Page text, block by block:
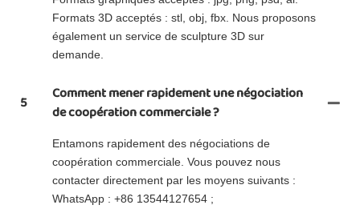
Formats 3D acceptés : stl, obj, fbx. Nous proposons
également un service de sculpture 3D sur
demande.
5
Comment mener rapidement une négociation
de coopération commerciale ?
Entamons rapidement des négociations de
coopération commerciale. Vous pouvez nous
contacter directement par les moyens suivants :
WhatsApp : +86 13544127654 ;